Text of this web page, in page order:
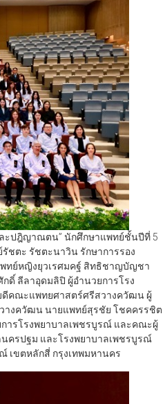
ะปฎิญาณตน” นักศึกษาแพทย์ชั้นปีที่ 5
ชตะ รัชตะนาวิน รักษาการรอง
ทย์หญิงยุวเรศมคฐ์ สิทธิชาญบัญชา
ดิ์ ลีลาอุดมลิปิ ผู้อำนวยการโรง
ดีคณะแพทยศาสตร์ศรีสวางควัฒน ผู้
างควัฒน นายแพทย์สุรชัย โชคครรชิต
ารโรงพยาบาลเพชรบูรณ์ และคณะผู้
ครปฐม และโรงพยาบาลเพชรบูรณ์
เขตหลักสี่ กรุงเทพมหานคร